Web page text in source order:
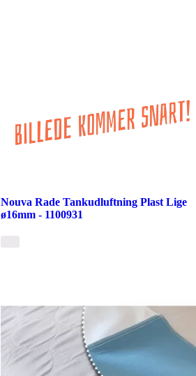
Nouva Rade Tankudluftning Plast Lige
ø16mm - 1100931